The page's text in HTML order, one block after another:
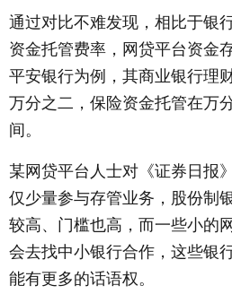
通过对比不难发现，相比于银
资金托管费率，网贷平台资金
平安银行为例，其商业银行理
万分之二，保险资金托管在万
间。
某网贷平台人士对《证券日报
仅少量参与存管业务，股份制
较高、门槛也高，而一些小的
会去找中小银行合作，这些银
能有更多的话语权。